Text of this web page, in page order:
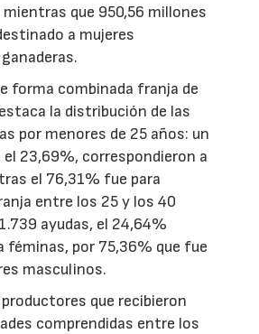
mientras que 950,56 millones
a mujeres
forma combinada franja de
la distribución de las
por menores de 25 años: un
23,69%, correspondieron a
el 76,31% fue para
entre los 25 y los 40
ayudas, el 24,64%
féminas, por 75,36% que fue
masculinos.
que recibieron
comprendidas entre los